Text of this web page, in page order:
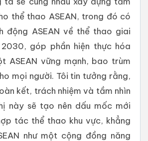
thể thao ASEAN, trong đó có
động ASEAN về thể thao giai
góp phần hiện thực hóa
ASEAN vững mạnh, bao trùm
mọi người. Tôi tin tưởng rằng,
kết, trách nhiệm và tầm nhìn
này sẽ tạo nên dấu mốc mới
tác thể thao khu vực, khẳng
như một cộng đồng năng